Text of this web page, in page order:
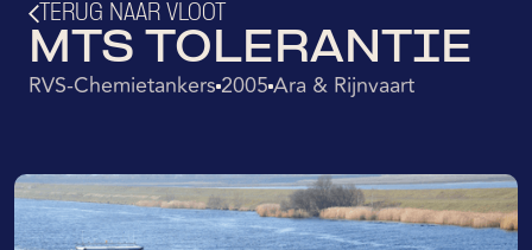
TERUG NAAR VLOOT
MTS TOLERANTIE
RVS-Chemietankers 2005Ara & Rijnvaart